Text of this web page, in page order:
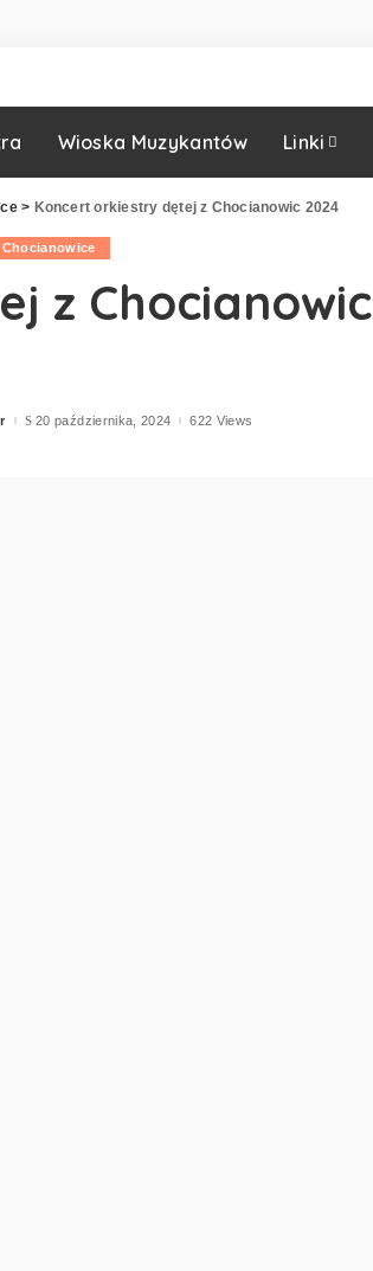
Wioska Muzykantów Linki
> Koncert orkiestry dętej z Chocianowic 2024
z Chocianowic
20 października, 2024 622 Views